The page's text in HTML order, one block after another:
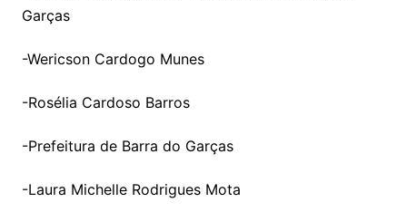
Garças
-Wericson Cardogo Munes
-Rosélia Cardoso Barros
-Prefeitura de Barra do Garças
-Laura Michelle Rodrigues Mota